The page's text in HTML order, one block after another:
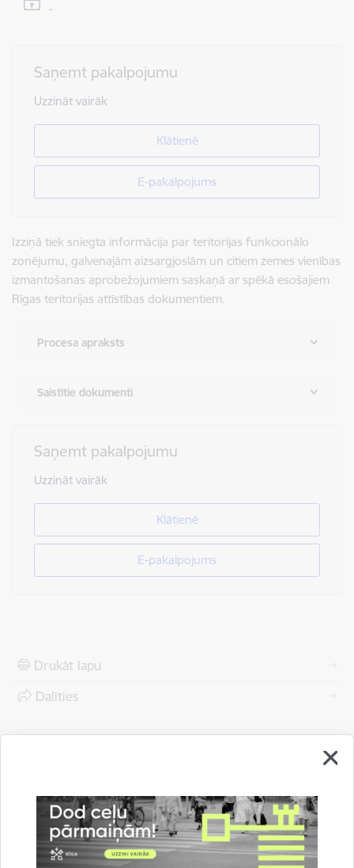
-
Saņemt pakalpojumu
Uzzināt vairāk
Klātienē
E-pakalpojums
Izziņā tiek sniegta informācija par teritorijas funkcionālo
zonējumu, galvenajām aizsargjoslām un citiem zemes vienības
izmantošanas aprobežojumiem saskaņā ar spēkā esošajiem
Rīgas teritorijas attīstības dokumentiem.
Procesa apraksts
Saistītie dokumenti
Saņemt pakalpojumu
Uzzināt vairāk
Klātienē
E-pakalpojums
Drukāt lapu
Dalīties